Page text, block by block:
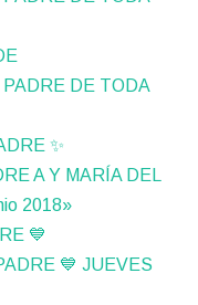
DE TODA
✨
A Y MARÍA DEL
2018»
💙
💙 JUEVES